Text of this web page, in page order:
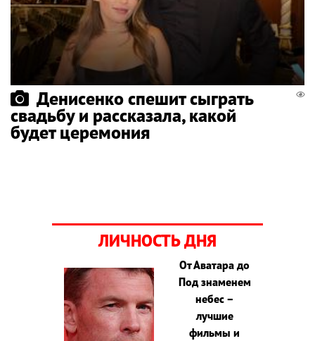
Денисенко спешит сыграть
свадьбу и рассказала, какой
будет церемония
ЛИЧНОСТЬ ДНЯ
От Аватара до
Под знаменем
небес –
лучшие
фильмы и